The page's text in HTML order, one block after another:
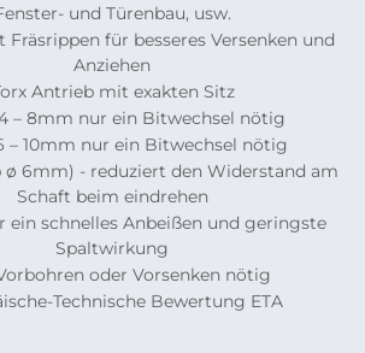
und Türenbau, usw.
für besseres Versenken und
Anziehen
Antrieb mit exakten Sitz
– 8mm nur ein Bitwechsel nötig
– 10mm nur ein Bitwechsel nötig
ø 6mm) - reduziert den Widerstand am
Schaft beim eindrehen
ein schnelles Anbeißen und geringste
Spaltwirkung
oder Vorsenken nötig
Technische Bewertung ETA